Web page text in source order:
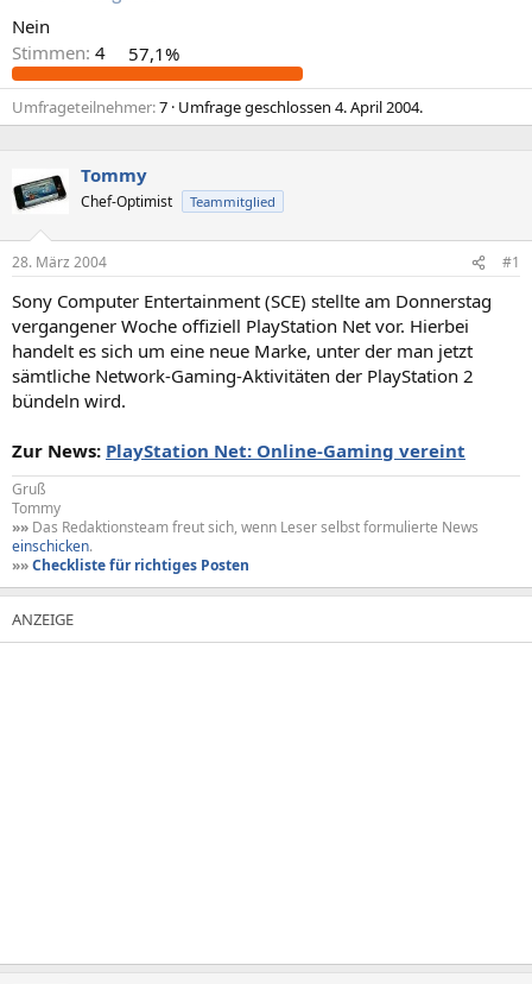
Nein
Stimmen: 4 57,1%
Umfrageteilnehmer 7 Umfrage geschlossen 4. April 2004.
Tommy
Chef-Optimist Teammitglied
28. März 2004 #1
Sony Computer Entertainment (SCE) stellte am Donnerstag
vergangener Woche offiziell PlayStation Net vor. Hierbei
handelt es sich um eine neue Marke, unter der man jetzt
sämtliche Network-Gaming-Aktivitäten der PlayStation 2
bündeln wird.
Zur News: PlayStation Net: Online-Gaming vereint
Gruß
Tommy
»» Das Redaktionsteam freut sich, wenn Leser selbst formulierte News
einschicken.
»»Checkliste für richtiges Posten